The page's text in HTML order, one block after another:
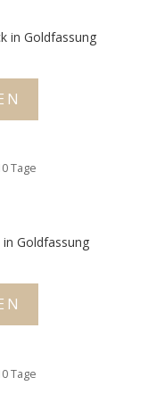
in Goldfassung
Tage
Goldfassung
Tage